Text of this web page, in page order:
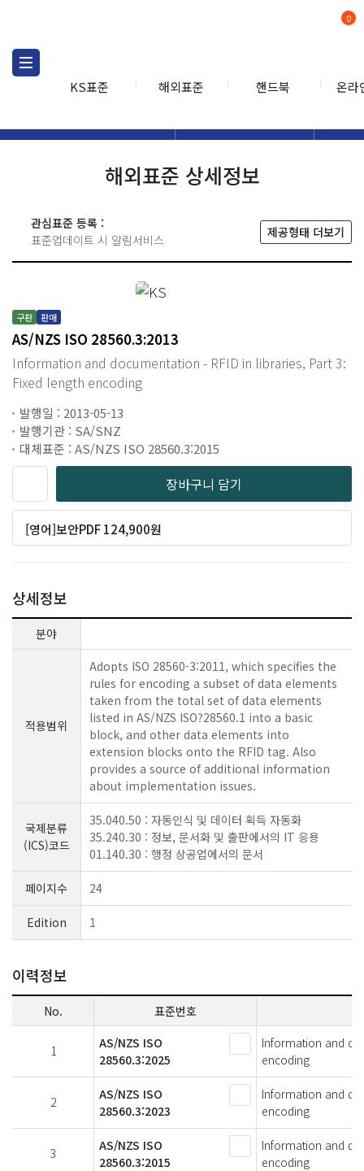
KS표준 해외표준 핸드북 온라
0
해외표준 상세정보
관심표준 등록 :
표준업데이트 시 알림서비스
제공형태 더보기
구판 판매
AS/NZS ISO 28560.3:2013
Information and documentation - RFID in libraries, Part 3:
Fixed length encoding
발행일 : 2013-05-13
발행기관 : SA/SNZ
대체표준 : AS/NZS ISO 28560.3:2015
장바구니 담기
[영어]보안PDF 124,900원
상세정보
분야
적용범위
Adopts ISO 28560-3:2011, which specifies the
rules for encoding a subset of data elements
taken from the total set of data elements
listed in AS/NZS ISO?28560.1 into a basic
block, and other data elements into
extension blocks onto the RFID tag. Also
provides a source of additional information
about implementation issues.
국제분류
(ICS)코드
35.040.50 : 자동인식 및 데이터 획득 자동화
35.240.30 : 정보, 문서화 및 출판에서의 IT 응용
01.140.30 : 행정 상공업에서의 문서
페이지수 24
Edition 1
이력정보
No. 표준번호
1
AS/NZS ISO
28560.3:2025
Information and
encoding
2
AS/NZS ISO
28560.3:2023
Information and
encoding
3
AS/NZS ISO
28560.3:2015
Information and
encoding